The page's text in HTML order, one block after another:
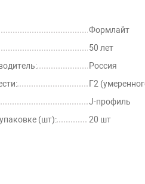
Формлайт
50 лет
Россия
Г2
J-профиль
(шт):
20 шт